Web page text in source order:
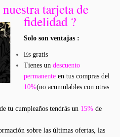
tarjeta de
fidelidad ?
Solo son ventajas :
Es gratis
Tienes undescuento
permanente en tus compras del
10%(no acumulables con otras
tu cumpleaños tendrás un 15% de
sobre las últimas ofertas, las